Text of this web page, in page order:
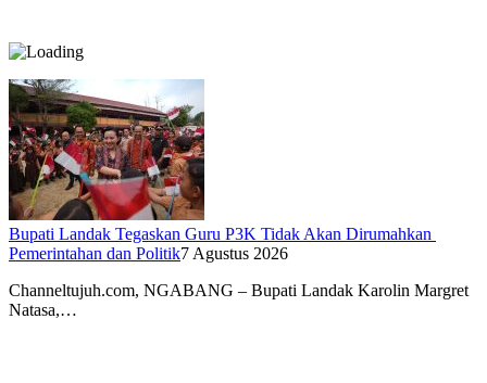
Bupati Landak Tegaskan Guru P3K Tidak Akan Dirumahkan
Pemerintahan dan Politik7 Agustus 2026
Channeltujuh.com, NGABANG – Bupati Landak Karolin Margret
Natasa,…